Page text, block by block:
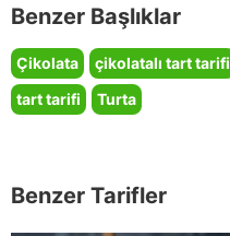
Benzer Başlıklar
Çikolata çikolatalı tart tarifi
tart tarifi
Turta
Benzer Tarifler